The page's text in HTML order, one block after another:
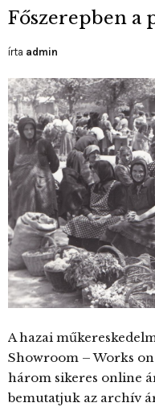
Főszerepben a
írta admin
A hazai
Showroom – Works
három sikeres online
bemutatjuk az archív